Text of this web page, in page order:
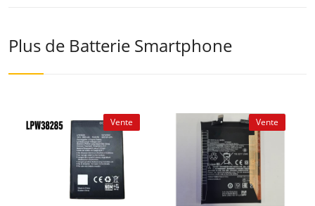
Plus de Batterie Smartphone
Vente Vente